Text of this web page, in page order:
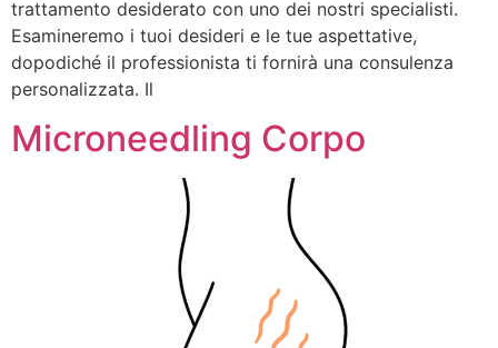
trattamento desiderato con uno dei nostri specialisti.
Esamineremo i tuoi desideri e le tue aspettative,
dopodiché il professionista ti fornirà una consulenza
personalizzata. Il
Microneedling Corpo